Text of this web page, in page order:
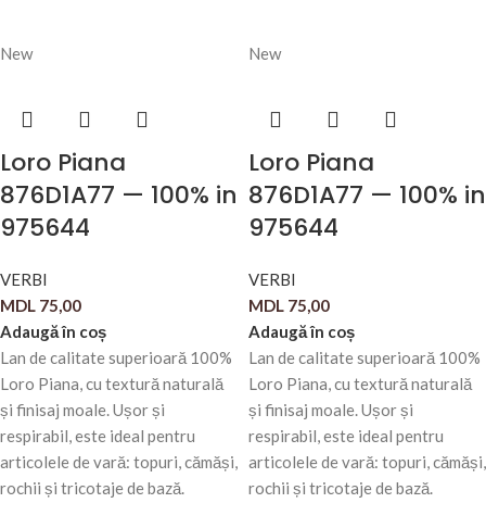
New
Loro Piana
876D1A77 — 100% in
975644
VERBI
MDL 75,00
Adaugă în coș
Lan de calitate superioară 100%
Loro Piana, cu textură naturală
și finisaj moale. Ușor și
respirabil, este ideal pentru
articolele de vară: topuri, cămăși,
rochii și tricotaje de bază.
New
Loro Piana
876D1A77 — 100% in
975644
VERBI
MDL 75,00
Adaugă în coș
Lan de calitate superioară 100%
Loro Piana, cu textură naturală
și finisaj moale. Ușor și
respirabil, este ideal pentru
articolele de vară: topuri, cămăși,
rochii și tricotaje de bază.